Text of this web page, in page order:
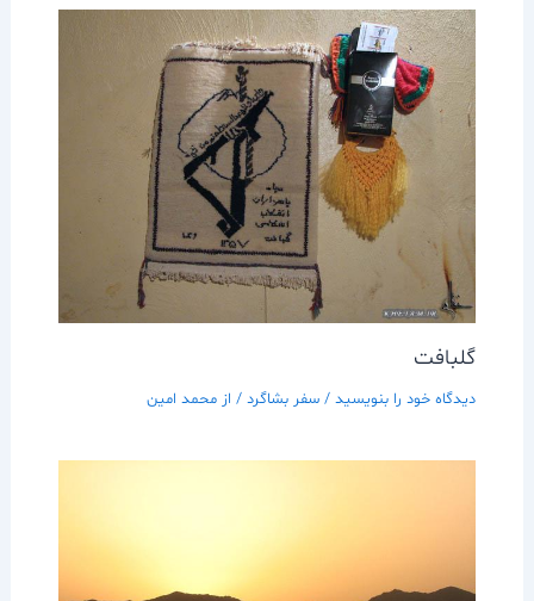
گلبافت
دیدگاه‌ خود را بنویسید / سفر بشاگرد/ از محمد امین